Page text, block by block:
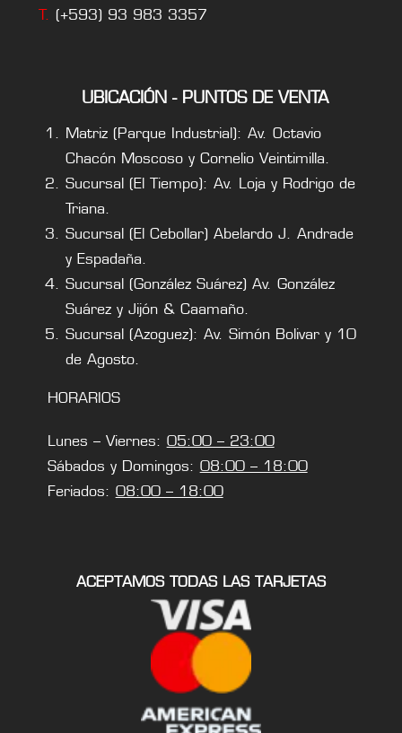
T. (+593) 93 983 3357
UBICACIÓN - PUNTOS DE VENTA
Matriz (Parque Industrial): Av. Octavio
Chacón Moscoso y Cornelio Veintimilla.
Sucursal (El Tiempo): Av. Loja y Rodrigo de
Triana.
Sucursal (El Cebollar) Abelardo J. Andrade
y Espadaña.
Sucursal (González Suárez) Av. González
Suárez y Jijón & Caamaño.
Sucursal (Azoguez): Av. Simón Bolivar y 10
de Agosto.
HORARIOS
Lunes – Viernes: 05:00 – 23:00
Sábados y Domingos: 08:00 – 18:00
Feriados: 08:00 – 18:00
ACEPTAMOS TODAS LAS TARJETAS